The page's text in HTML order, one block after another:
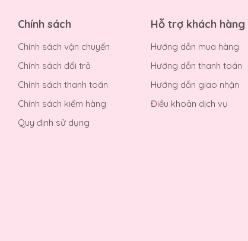
Chính sách
Chính sách vận chuyển
Chính sách đổi trả
Chính sách thanh toán
Chính sách kiểm hàng
Quy định sử dụng
Hỗ trợ khách hàng
Hướng dẫn mua hàng
Hướng dẫn thanh toán
Hướng dẫn giao nhận
Điều khoản dịch vụ